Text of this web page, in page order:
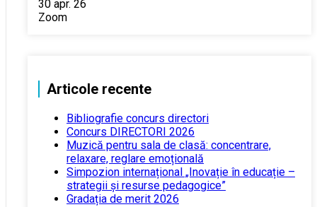
30 apr. 26
Zoom
Articole recente
Bibliografie concurs directori
Concurs DIRECTORI 2026
Muzică pentru sala de clasă: concentrare,
relaxare, reglare emoțională
Simpozion internațional „Inovație în educație –
strategii și resurse pedagogice”
Gradația de merit 2026